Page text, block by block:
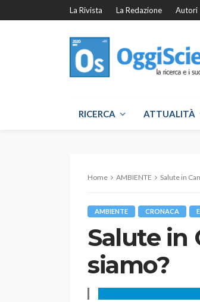
La Rivista La Redazione Autori
RICERCA ATTUALITÀ
Home AMBIENTE Salute in
AMBIENTE CRONACA
Salute in
siamo?